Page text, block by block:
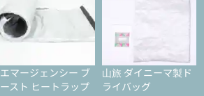
エマージェンシー ブ
ースト ヒートラップ
山旅 ダイニーマ製ド
ライバッグ